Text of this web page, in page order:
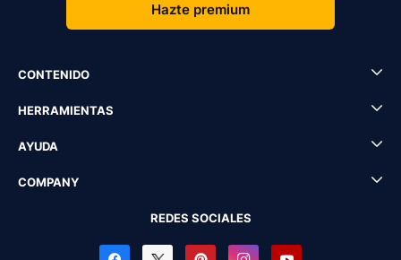
Hazte premium
CONTENIDO
HERRAMIENTAS
AYUDA
COMPANY
REDES SOCIALES